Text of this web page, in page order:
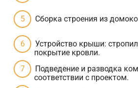
Сборка строения из
Устройство крыши:
покрытие кровли.
Подведение и разводка
соответствии с проектом.